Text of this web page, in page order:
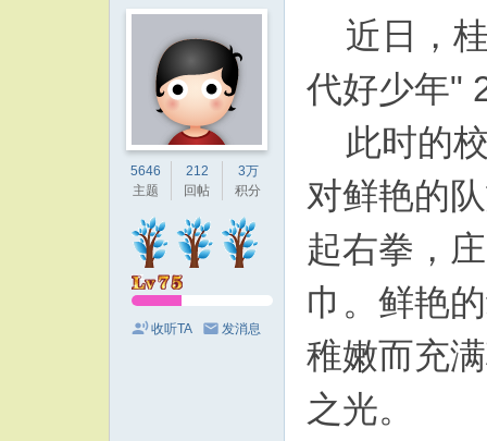
5646
主题
212
回帖
3万
积分
收听TA 发消息
近日，
代好少年"
此时的
对鲜艳的
起右拳，
巾。鲜艳
稚嫩而充
之光。